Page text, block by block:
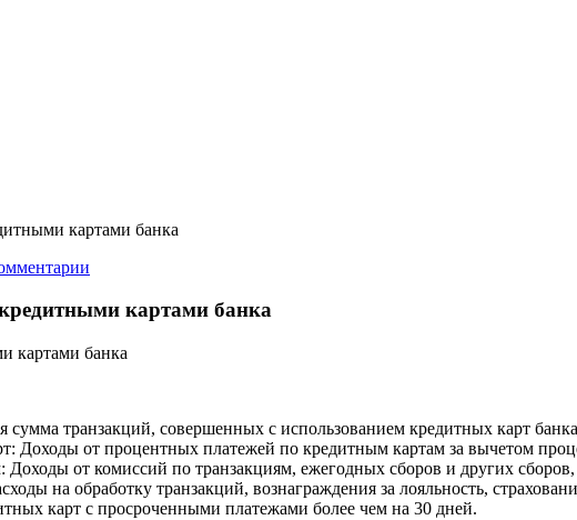
картами банка
картами банка
картами банка
транзакций, совершенных с использованием кредитных карт
Доходы от процентных платежей по кредитным картам за вычетом
от комиссий по транзакциям, ежегодных сборов и других
на обработку транзакций, вознаграждения за лояльность,
карт с просроченными платежами более чем на 30 дней.